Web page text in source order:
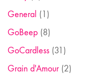
General (1)
GoBeep (8)
GoCardless (31)
Grain d'Amour(2)